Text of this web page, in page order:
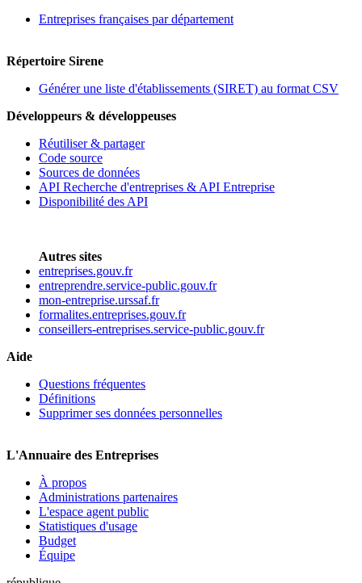
Entreprises françaises par département
Répertoire Sirene
Générer une liste d'établissements (SIRET) au format CSV
Développeurs & développeuses
Réutiliser & partager
Code source
Sources de données
API Recherche d'entreprises & API Entreprise
Disponibilité des API
Autres sites
entreprises.gouv.fr
entreprendre.service-public.gouv.fr
mon-entreprise.urssaf.fr
formalites.entreprises.gouv.fr
conseillers-entreprises.service-public.gouv.fr
Aide
Questions fréquentes
Définitions
Supprimer ses données personnelles
L'Annuaire des Entreprises
À propos
Administrations partenaires
L'espace agent public
Statistiques d'usage
Budget
Équipe